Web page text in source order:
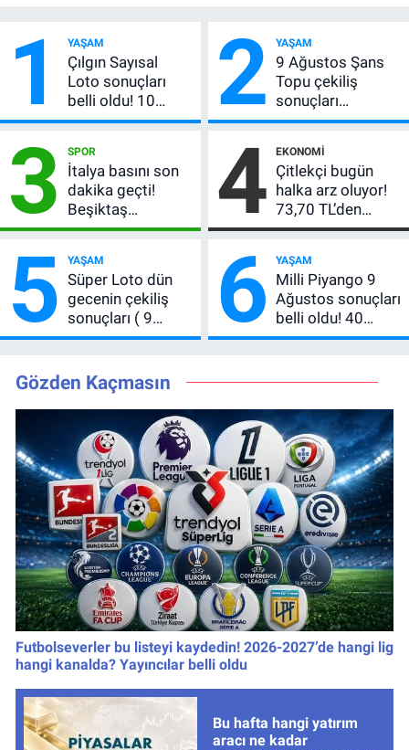
1 YAŞAM
Çılgın Sayısal
Loto sonuçları
belli oldu! 10
Ağustos 2026
numaralar
açıklandı
2 YAŞAM
9 Ağustos Şans
Topu çekiliş
sonuçları
açıklandı! 5+1
büyük ikramiye
devretti
3 SPOR
İtalya basını son
dakika geçti!
Beşiktaş
Vlahovic’i bu
4 EKONOMI
Çitlekçi bugün
halka arz oluyor!
73,70 TL’den
CITAS için talep
düşer?
5 YAŞAM
Süper Loto dün
gecenin çekiliş
sonuçları ( 9
Ağustos 2026 ) 6
büyük ikramiye
devretti
6 YAŞAM
Milli Piyango 9
Ağustos sonuçları
belli oldu! 40
milyon TL’nin
Gözden Kaçmasın
Futbolseverler bu listeyi kaydedin! 2026-2027’de hangi lig
hangi kanalda? Yayıncılar belli oldu
Bu hafta hangi yatırım
aracı ne kadar